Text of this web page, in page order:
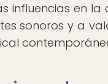
influencias en
sonoros y a